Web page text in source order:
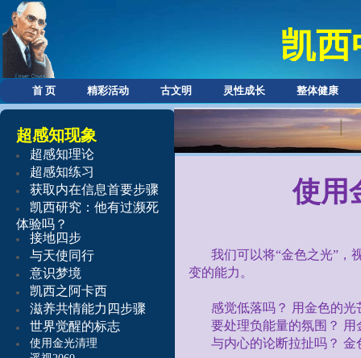
凯西
首 页 精彩活动 古文明 灵性成长 整体健康
超感知现象
超感知理论
超感知练习
获取内在信息首要步骤
凯西研究：他有过濒死
体验吗？
接地四步
与天使同行
意识梦境
凯西之阿卡西
滋养共情能力 四步骤
世界觉醒的标志
使用金光清理
使用
我们可以将“金色之光”，
变的能力。
感觉低落吗？ 用金色的光
要处理负能量的氛围？ 用
与内心的论断拉扯吗？ 金